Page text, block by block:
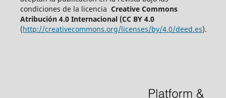
condiciones de la licencia Creative Commons
Atribución 4.0 Internacional (CC BY 4.0
(http://creativecommons.org/licenses/by/4.0/deed.es).